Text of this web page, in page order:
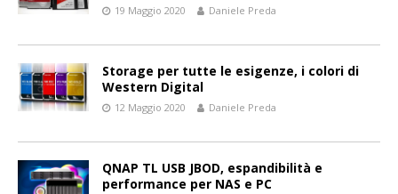
19 Maggio 2020 Daniele Preda
Storage per tutte le esigenze, i colori di
Western Digital
12 Maggio 2020 Daniele Preda
QNAP TL USB JBOD, espandibilità e
performance per NAS e PC